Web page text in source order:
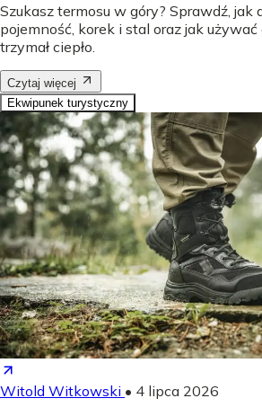
Szukasz termosu w góry? Sprawdź, jak
pojemność, korek i stal oraz jak używać
trzymał ciepło.
Czytaj więcej
Ekwipunek turystyczny
Witold Witkowski • 4 lipca 2026